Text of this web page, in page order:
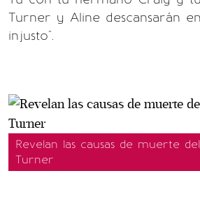
Turner y Aline descansarán
injusto".
Revelan las causas de muerte
Turner